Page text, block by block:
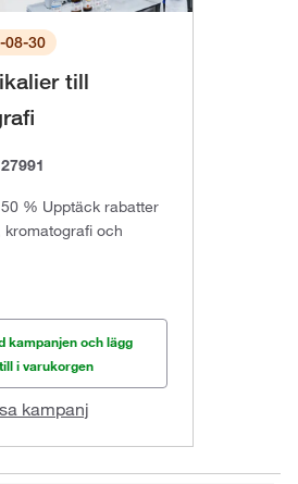
08-30
till
27991
% Upptäck rabatter
kromatografi och
kampanjen och lägg
till i varukorgen
kampanj